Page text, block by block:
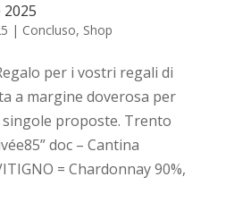
| Concluso, Shop
per i vostri regali di
a margine doverosa per
proposte. Trento
doc – Cantina
= Chardonnay 90%,